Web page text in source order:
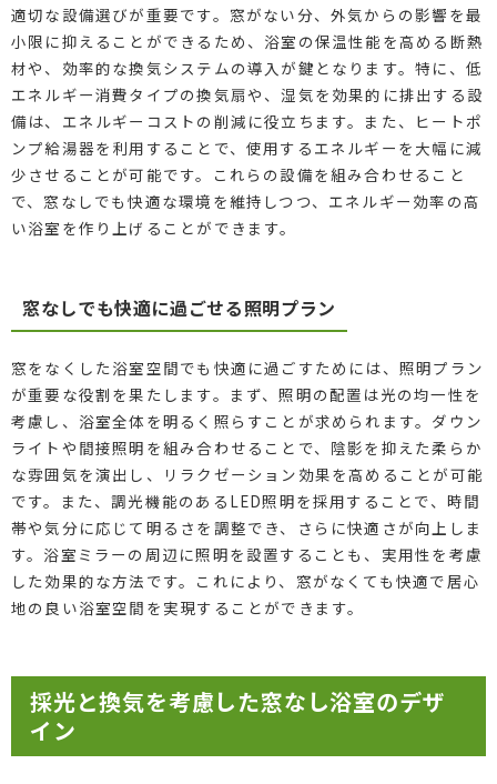
適切な設備選びが重要です。窓がない分、外気からの影響を最
小限に抑えることができるため、浴室の保温性能を高める断熱
材や、効率的な換気システムの導入が鍵となります。特に、低
エネルギー消費タイプの換気扇や、湿気を効果的に排出する設
備は、エネルギーコストの削減に役立ちます。また、ヒートポ
ンプ給湯器を利用することで、使用するエネルギーを大幅に減
少させることが可能です。これらの設備を組み合わせること
で、窓なしでも快適な環境を維持しつつ、エネルギー効率の高
い浴室を作り上げることができます。
窓なしでも快適に過ごせる照明プラン
窓をなくした浴室空間でも快適に過ごすためには、照明プラン
が重要な役割を果たします。まず、照明の配置は光の均一性を
考慮し、浴室全体を明るく照らすことが求められます。ダウン
ライトや間接照明を組み合わせることで、陰影を抑えた柔らか
な雰囲気を演出し、リラクゼーション効果を高めることが可能
です。また、調光機能のあるLED照明を採用することで、時間
帯や気分に応じて明るさを調整でき、さらに快適さが向上しま
す。浴室ミラーの周辺に照明を設置することも、実用性を考慮
した効果的な方法です。これにより、窓がなくても快適で居心
地の良い浴室空間を実現することができます。
採光と換気を考慮した窓なし浴室のデザ
イン